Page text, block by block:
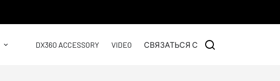
DX360 ACCESSORY VIDEO СВЯЗАТЬСЯ С